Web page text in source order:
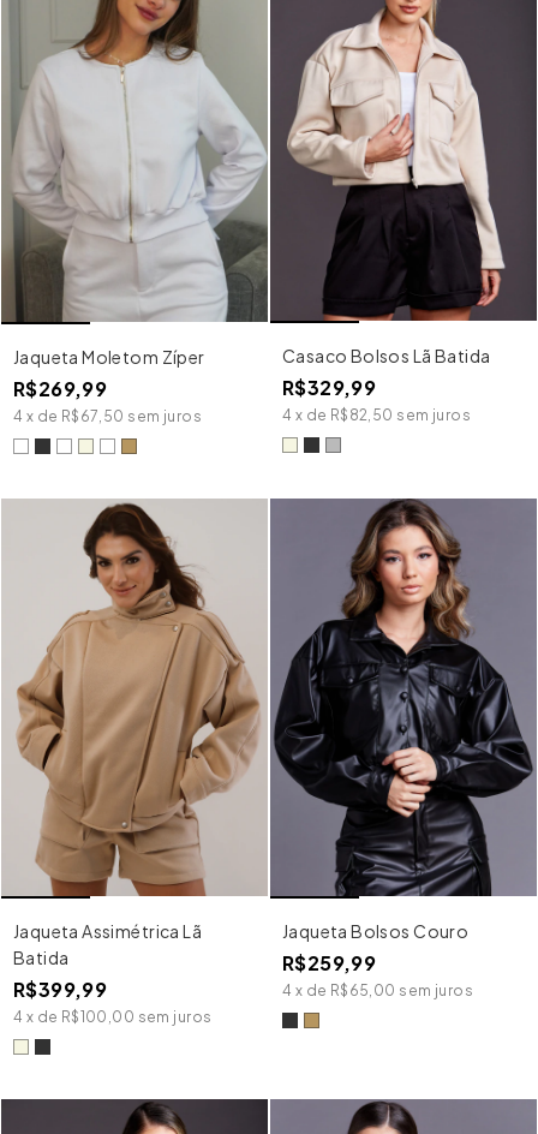
Jaqueta Moletom Zíper
R$269,99
4 x de R$67,50 sem juros
Casaco Bolsos Lã Batida
R$329,99
4 x de R$82,50 sem juros
Jaqueta Assimétrica Lã
Batida
R$399,99
4 x de R$100,00 sem juros
Jaqueta Bolsos Couro
R$259,99
4 x de R$65,00 sem juros